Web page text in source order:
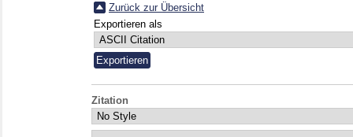
Zurück zur Übersicht
Exportieren als
Zitation